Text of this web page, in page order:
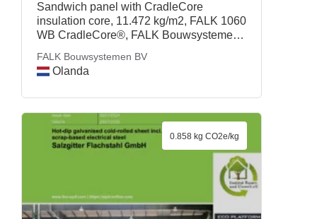
Sandwich panel with CradleCore
insulation core, 11.472 kg/m2, FALK 1060
WB CradleCore®, FALK Bouwsystemen
FALK Bouwsystemen BV
Olanda
0.858 kg CO2e/kg